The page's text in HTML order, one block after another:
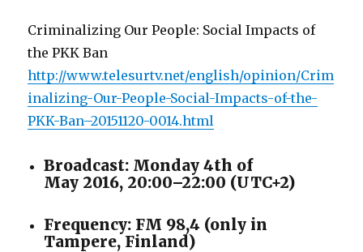
Criminalizing Our People: Social Impacts of
the PKK Ban
http://www.telesurtv.net/english/opinion/Crim
inalizing-Our-People-Social-Impacts-of-the-
PKK-Ban–20151120-0014.html
Broadcast: Monday 4th of
May 2016, 20:00–22:00 (UTC+2)
Frequency: FM 98,4 (only in
Tampere, Finland)